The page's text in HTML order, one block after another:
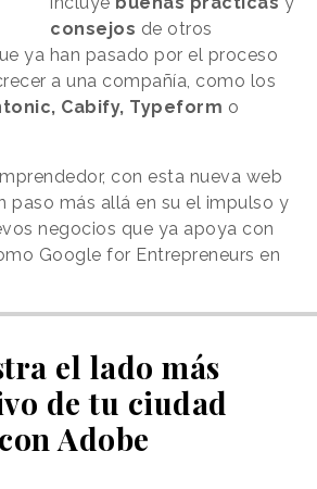
consejos de otros
ya han pasado por el proceso
a una compañía, como los
Cabify, Typeform o
con esta nueva web
paso más allá en su el impulso y
negocios que ya apoya con
Google for Entrepreneurs en
el lado más
de tu ciudad
con Adobe